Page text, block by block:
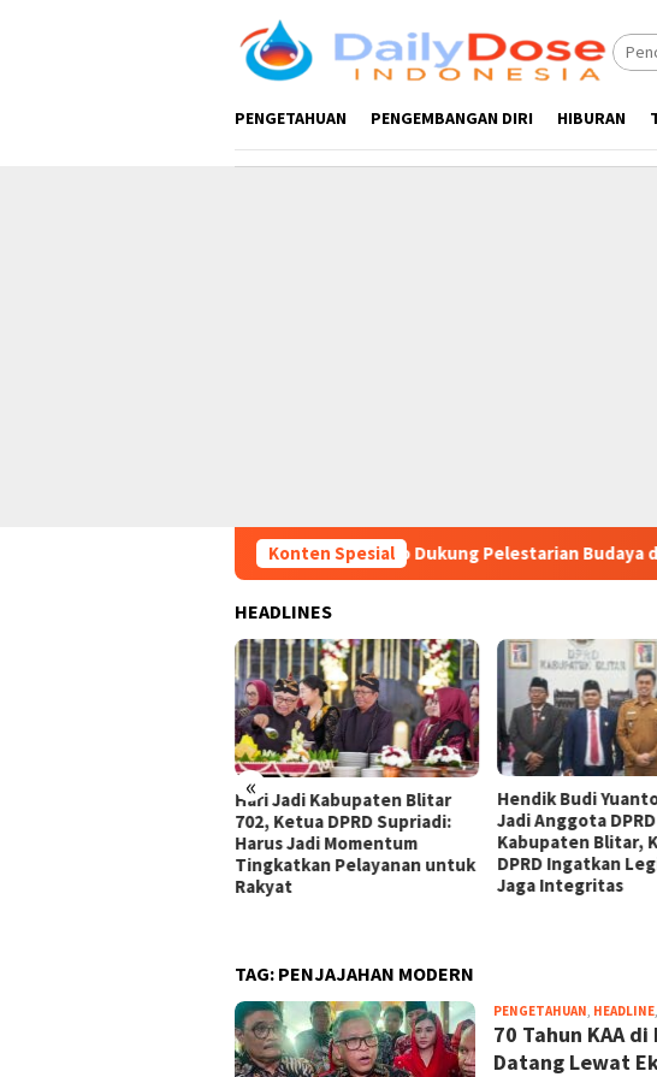
PENGETAHUAN PENGEMBANGAN DIRI HIBURAN
Konten Spesial
Kabupaten Blitar, Guntur Wahono Dukung Pelestarian Budaya dan
HEADLINES
«
Hari Jadi Kabupaten Blitar
702, Ketua DPRD Supriadi:
Harus Jadi Momentum
Tingkatkan Pelayanan untuk
Rakyat
Hendik Budi
Jadi Anggota DPRD
Kabupaten Blitar,
DPRD Ingatkan
Jaga Integritas
TAG: PENJAJAHAN MODERN
PENGETAHUAN, HEADLINE,
70 Tahun KAA
Datang Lewat